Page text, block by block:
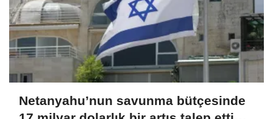
Netanyahu’nun savunma bütçesinde